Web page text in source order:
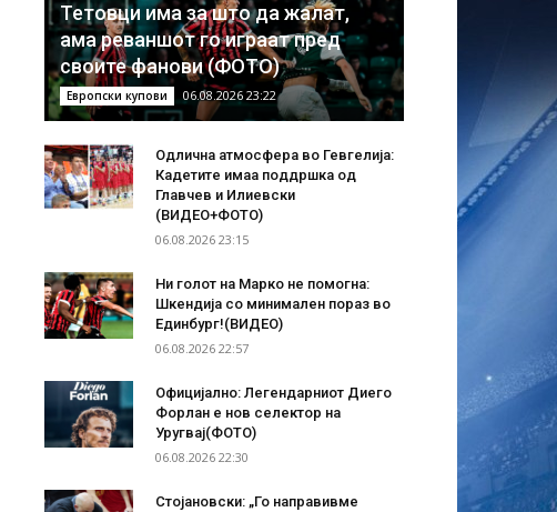
Тетовци има за што да жалат,
ама реваншот го играат пред
своите фанови (ФОТО)
Европски купови 06.08.2026 23:22
Одлична атмосфера во Гевгелија:
Кадетите имаа поддршка од
Главчев и Илиевски
(ВИДЕО+ФОТО)
06.08.2026 23:15
Ни голот на Марко не помогна:
Шкендија со минимален пораз во
Единбург!(ВИДЕО)
06.08.2026 22:57
Официјално: Легендарниот Диего
Форлан е нов селектор на
Уругвај(ФОТО)
06.08.2026 22:30
Стојановски: „Го направивме